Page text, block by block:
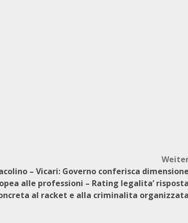
– Vicari: Governo conferisca dimensione
alle professioni – Rating legalita’
al racket e alla criminalita organizzata